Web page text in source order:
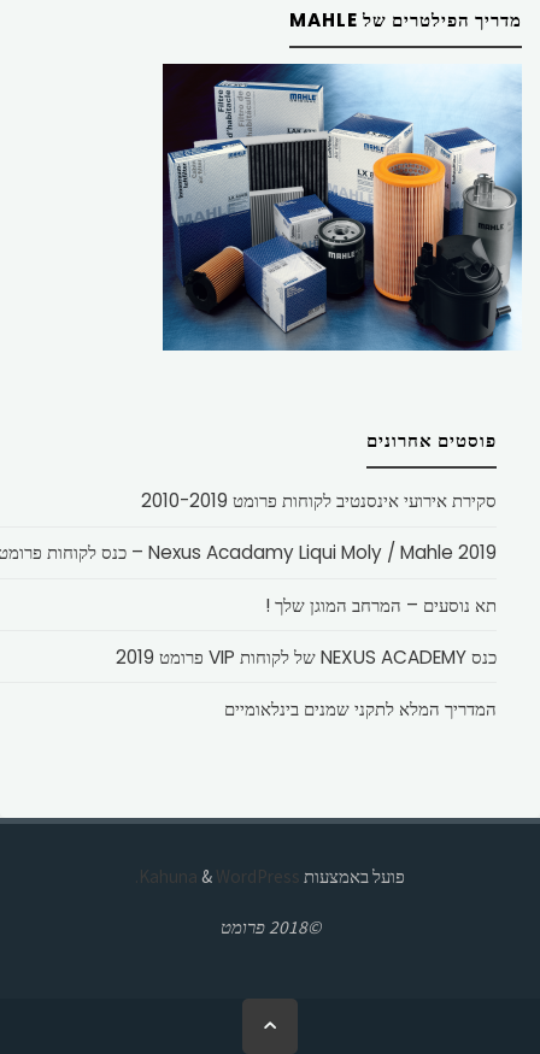
מדריך הפילטרים של MAHLE
פוסטים אחרונים
סקירת אירועי אינסנטיב לקוחות פרומט 2010-2019
Nexus Acadamy Liqui Moly / Mahle 2019 – כנס לקוחות פרומט
תא נוסעים – המרחב המוגן שלך !
כנס NEXUS ACADEMY של לקוחות VIP פרומט 2019
המדריך המלא לתקני שמנים בינלאומיים
פועל באמצעות & WordPress.
©2018 פרומט
בחזרה